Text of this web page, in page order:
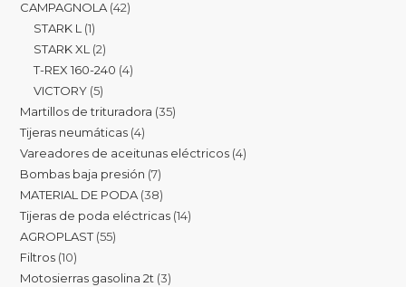
CAMPAGNOLA 42
STARK L 1
STARK XL 2
T-REX 160-240 4
VICTORY 5
Martillos de trituradora 35
Tijeras neumáticas 4
Vareadores de aceitunas eléctricos 4
Bombas baja presión 7
MATERIAL DE PODA 38
Tijeras de poda eléctricas 14
AGROPLAST 55
Filtros 10
Motosierras gasolina 2t 3